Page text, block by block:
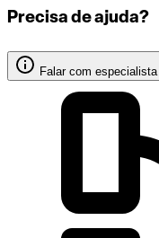
Precisa de ajuda?
Falar com especialista